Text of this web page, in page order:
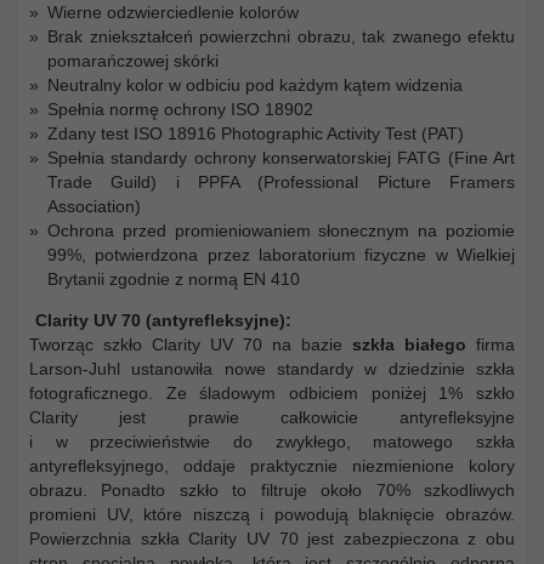
Wierne odzwierciedlenie kolorów
Brak zniekształceń powierzchni obrazu, tak zwanego efektu
pomarańczowej skórki
Neutralny kolor w odbiciu pod każdym kątem widzenia
Spełnia normę ochrony ISO 18902
Zdany test ISO 18916 Photographic Activity Test (PAT)
Spełnia standardy ochrony konserwatorskiej FATG (Fine Art
Trade Guild) i PPFA (Professional Picture Framers
Association)
Ochrona przed promieniowaniem słonecznym na poziomie
99%, potwierdzona przez laboratorium fizyczne w Wielkiej
Brytanii zgodnie z normą EN 410
Clarity UV 70 (antyrefleksyjne):
Tworząc szkło Clarity UV 70 na bazie szkła białego firma
Larson-Juhl ustanowiła nowe standardy w dziedzinie szkła
fotograficznego. Ze śladowym odbiciem poniżej 1% szkło
Clarity jest prawie całkowicie antyrefleksyjne
i w przeciwieństwie do zwykłego, matowego szkła
antyrefleksyjnego, oddaje praktycznie niezmienione kolory
obrazu. Ponadto szkło to filtruje około 70% szkodliwych
promieni UV, które niszczą i powodują blaknięcie obrazów.
Powierzchnia szkła Clarity UV 70 jest zabezpieczona z obu